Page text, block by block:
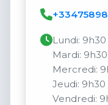
Lundi: 9h30
Mardi: 9h30
Mercredi:
Jeudi: 9h30
Vendredi: